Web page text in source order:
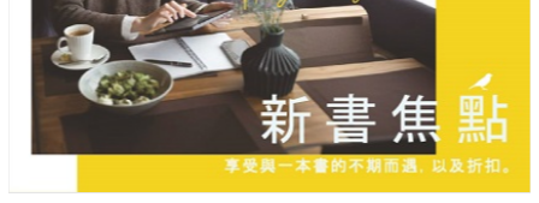
蒸發的錢都去了哪兒？央行用以對抗金融危機的錢從何而來？未
來會是一個沒有現金、甚至沒有銀行的世界嗎？作者在書中用通
俗易懂的語言，解釋了與每個人切身相關的諸多經濟學問題，並
提出討論與遠眺。
▋專業推薦